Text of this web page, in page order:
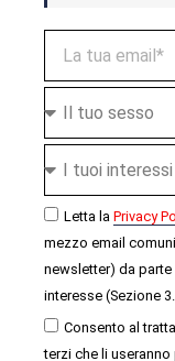
Letta la Privacy
mezzo email
newsletter) da
interesse (Sezione
Consento al
terzi che li